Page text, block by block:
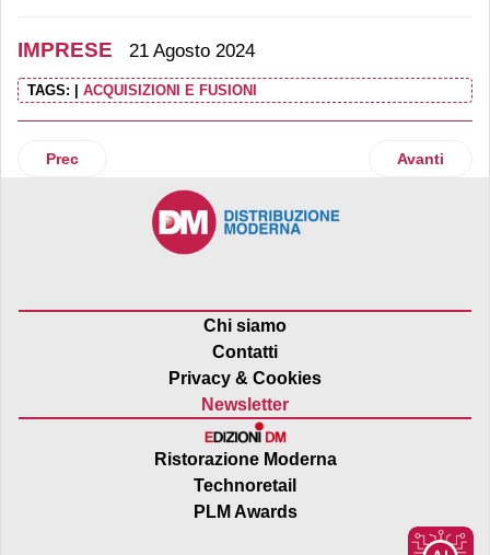
IMPRESE 21 Agosto 2024
TAGS: ACQUISIZIONI E FUSIONI
Articolo precedente: ​Bilancio 2023 positivo per
Prec Articolo
Avanti
Chi siamo
Contatti
Privacy & Cookies
Newsletter
Ristorazione Moderna
Technoretail
PLM Awards